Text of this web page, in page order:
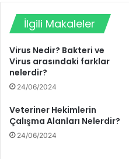
İlgili Makaleler
Virus Nedir? Bakteri ve
Virus arasındaki farklar
nelerdir?
24/06/2024
Veteriner Hekimlerin
Çalışma Alanları Nelerdir?
24/06/2024